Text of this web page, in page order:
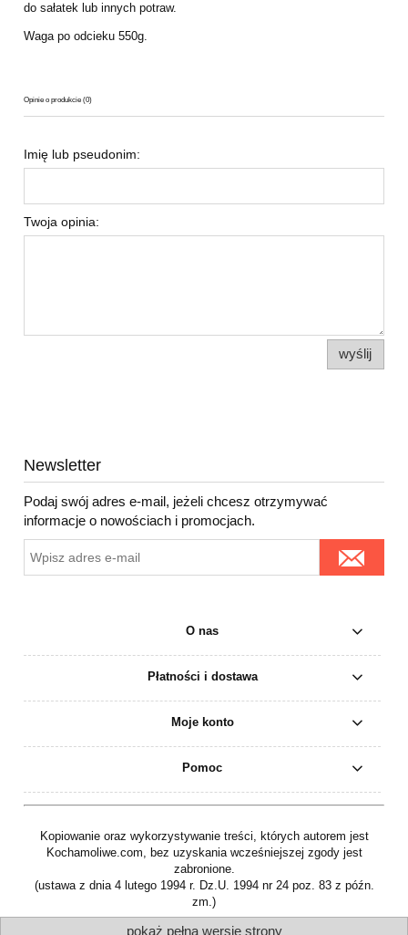
do sałatek lub innych potraw.
Waga po odcieku 550g.
Opinie o produkcie (0)
Imię lub pseudonim:
Twoja opinia:
wyślij
Newsletter
Podaj swój adres e-mail, jeżeli chcesz otrzymywać
informacje o nowościach i promocjach.
O nas
Płatności i dostawa
Moje konto
Pomoc
Kopiowanie oraz wykorzystywanie treści, których autorem jest
Kochamoliwe.com, bez uzyskania wcześniejszej zgody jest
zabronione.
(ustawa z dnia 4 lutego 1994 r. Dz.U. 1994 nr 24 poz. 83 z późn.
zm.)
pokaż pełną wersję strony